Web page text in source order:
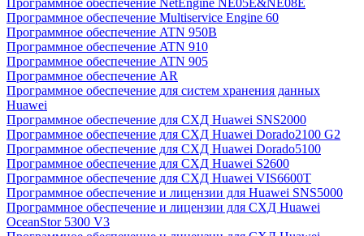
Программное обеспечение NetEngine NE05E&NE08E
Программное обеспечение Multiservice Engine 60
Программное обеспечение ATN 950B
Программное обеспечение ATN 910
Программное обеспечение ATN 905
Программное обеспечение AR
Программное обеспечение для систем хранения данных
Huawei
Программное обеспечение для СХД Huawei SNS2000
Программное обеспечение для СХД Huawei Dorado2100 G2
Программное обеспечение для СХД Huawei Dorado5100
Программное обеспечение для СХД Huawei S2600
Программное обеспечение для СХД Huawei VIS6600T
Программное обеспечение и лицензии для Huawei SNS5000
Программное обеспечение и лицензии для СХД Huawei
OceanStor 5300 V3